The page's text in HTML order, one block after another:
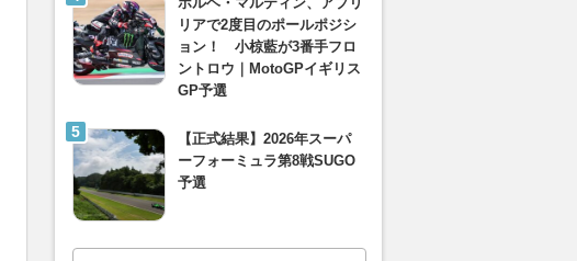
リアで2度目のポールポジシ
ョン！ 小椋藍が3番手フロ
ントロウ｜MotoGPイギリス
GP予選
【正式結果】2026年スーパ
ーフォーミュラ第8戦SUGO
予選